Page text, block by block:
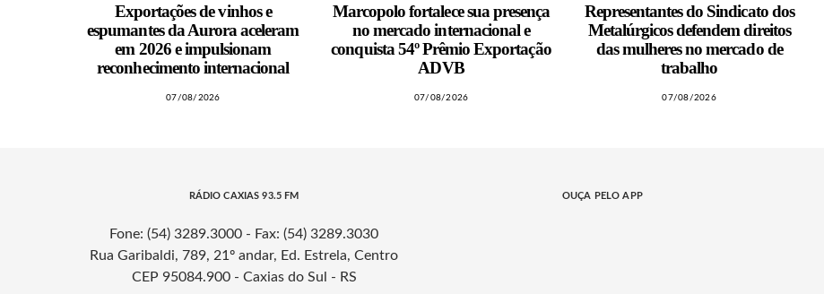
Exportações de vinhos e
espumantes da Aurora aceleram
em 2026 e impulsionam
reconhecimento internacional
07/08/2026
Marcopolo fortalece sua presença
no mercado internacional e
conquista 54º Prêmio Exportação
ADVB
07/08/2026
Representantes do Sindicato dos
Metalúrgicos defendem direitos
das mulheres no mercado de
trabalho
07/08/2026
RÁDIO CAXIAS 93.5 FM
Fone: (54) 3289.3000 - Fax: (54) 3289.3030
Rua Garibaldi, 789, 21º andar, Ed. Estrela, Centro
CEP 95084.900 - Caxias do Sul - RS
OUÇA PELO APP